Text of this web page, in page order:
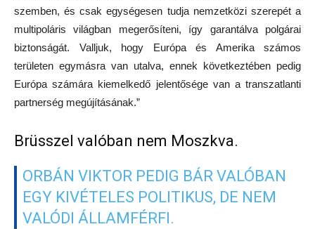
szemben, és csak egységesen tudja nemzetközi szerepét a
multipoláris világban megerősíteni, így garantálva polgárai
biztonságát. Valljuk, hogy Európa és Amerika számos
területen egymásra van utalva, ennek következtében pedig
Európa számára kiemelkedő jelentősége van a transzatlanti
partnerség megújításának.”
Brüsszel valóban nem Moszkva.
ORBÁN VIKTOR PEDIG BÁR VALÓBAN
EGY KIVÉTELES POLITIKUS, DE NEM
VALÓDI ÁLLAMFÉRFI.